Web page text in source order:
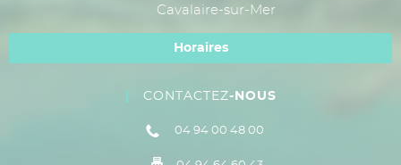
Cavalaire-sur-Mer
Horaires
CONTACTEZ-NOUS
04 94 00 48 00